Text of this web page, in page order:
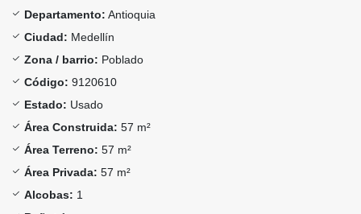
Departamento: Antioquia
Ciudad: Medellín
Zona / barrio: Poblado
Código: 9120610
Estado: Usado
Área Construida: 57 m²
Área Terreno: 57 m²
Área Privada: 57 m²
Alcobas: 1